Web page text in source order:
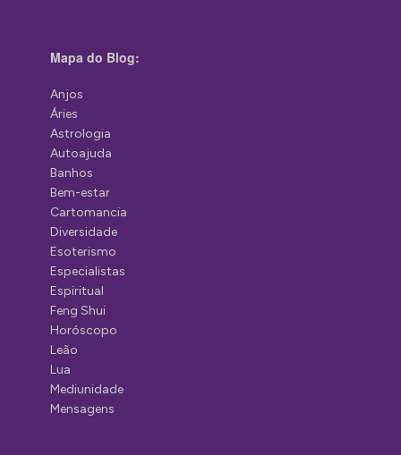
Mapa do Blog:
Anjos
Áries
Astrologia
Autoajuda
Banhos
Bem-estar
Cartomancia
Diversidade
Esoterismo
Especialistas
Espiritual
Feng Shui
Horóscopo
Leão
Lua
Mediunidade
Mensagens